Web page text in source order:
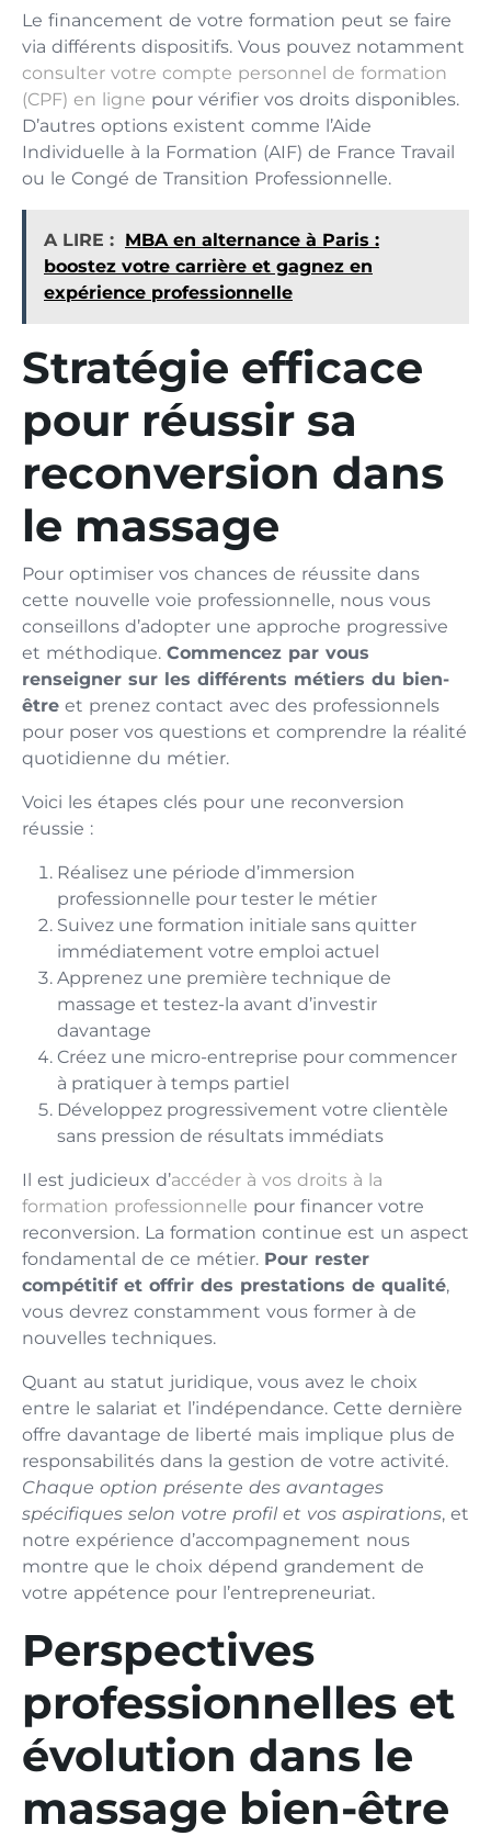
Le financement de votre formation peut se faire
via différents dispositifs. Vous pouvez notamment
consulter votre compte personnel de formation
(CPF) en ligne pour vérifier vos droits disponibles.
D’autres options existent comme l’Aide
Individuelle à la Formation (AIF) de France Travail
ou le Congé de Transition Professionnelle.
A LIRE : MBA en alternance à Paris :
boostez votre carrière et gagnez en
expérience professionnelle
Stratégie efficace
pour réussir sa
reconversion dans
le massage
Pour optimiser vos chances de réussite dans
cette nouvelle voie professionnelle, nous vous
conseillons d’adopter une approche progressive
et méthodique. Commencez par vous
renseigner sur les différents métiers du bien-
être et prenez contact avec des professionnels
pour poser vos questions et comprendre la réalité
quotidienne du métier.
Voici les étapes clés pour une reconversion
réussie :
Réalisez une période d’immersion
professionnelle pour tester le métier
Suivez une formation initiale sans quitter
immédiatement votre emploi actuel
Apprenez une première technique de
massage et testez-la avant d’investir
davantage
Créez une micro-entreprise pour commencer
à pratiquer à temps partiel
Développez progressivement votre clientèle
sans pression de résultats immédiats
Il est judicieux d’accéder à vos droits à la
formation professionnelle pour financer votre
reconversion. La formation continue est un aspect
fondamental de ce métier. Pour rester
compétitif et offrir des prestations de qualité,
vous devrez constamment vous former à de
nouvelles techniques.
Quant au statut juridique, vous avez le choix
entre le salariat et l’indépendance. Cette dernière
offre davantage de liberté mais implique plus de
responsabilités dans la gestion de votre activité.
Chaque option présente des avantages
spécifiques selon votre profil et vos aspirations, et
notre expérience d’accompagnement nous
montre que le choix dépend grandement de
votre appétence pour l’entrepreneuriat.
Perspectives
professionnelles et
évolution dans le
massage bien-être